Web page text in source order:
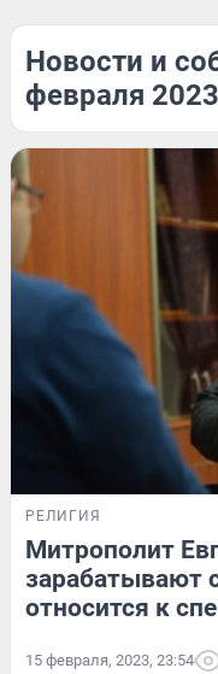
Новости и
февраля 2023
РЕЛИГИЯ
Митрополит
зарабатывают
относится к
15 февраля, 2023, 23:54